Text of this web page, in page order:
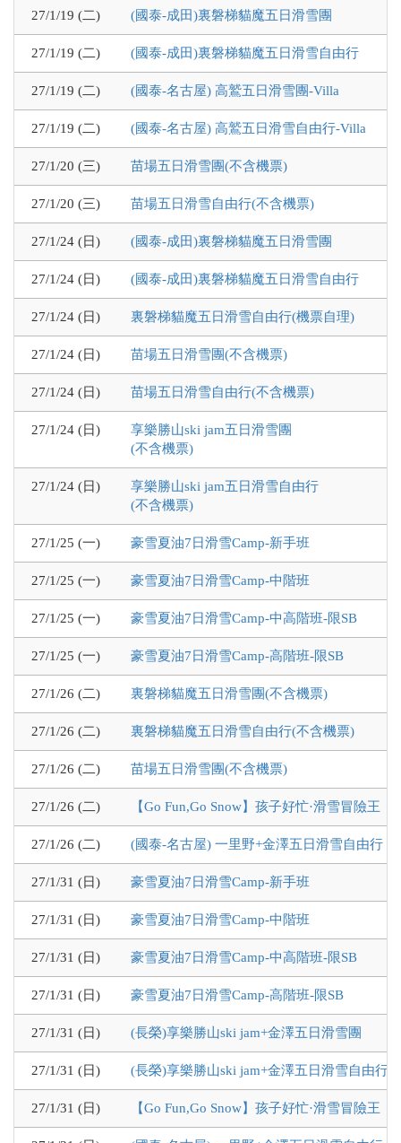
27/1/19 (二) (國泰-成田)裏磐梯貓魔五日滑雪團
27/1/19 (二) (國泰-成田)裏磐梯貓魔五日滑雪自由行
27/1/19 (二) (國泰-名古屋) 高鷲五日滑雪團-Villa
27/1/19 (二) (國泰-名古屋) 高鷲五日滑雪自由行-Villa
27/1/20 (三) 苗場五日滑雪團(不含機票)
27/1/20 (三) 苗場五日滑雪自由行(不含機票)
27/1/24 (日) (國泰-成田)裏磐梯貓魔五日滑雪團
27/1/24 (日) (國泰-成田)裏磐梯貓魔五日滑雪自由行
27/1/24 (日) 裏磐梯貓魔五日滑雪自由行(機票自理)
27/1/24 (日) 苗場五日滑雪團(不含機票)
27/1/24 (日) 苗場五日滑雪自由行(不含機票)
27/1/24 (日)
享樂勝山ski jam五日滑雪團
(不含機票)
27/1/24 (日)
享樂勝山ski jam五日滑雪自由行
(不含機票)
27/1/25 (一) 豪雪夏油7日滑雪Camp-新手班
27/1/25 (一) 豪雪夏油7日滑雪Camp-中階班
27/1/25 (一) 豪雪夏油7日滑雪Camp-中高階班-限SB
27/1/25 (一) 豪雪夏油7日滑雪Camp-高階班-限SB
27/1/26 (二) 裏磐梯貓魔五日滑雪團(不含機票)
27/1/26 (二) 裏磐梯貓魔五日滑雪自由行(不含機票)
27/1/26 (二) 苗場五日滑雪團(不含機票)
27/1/26 (二) 【Go Fun,Go Snow】孩子好忙·滑雪冒險王
27/1/26 (二) (國泰-名古屋) 一里野+金澤五日滑雪自由行
27/1/31 (日) 豪雪夏油7日滑雪Camp-新手班
27/1/31 (日) 豪雪夏油7日滑雪Camp-中階班
27/1/31 (日) 豪雪夏油7日滑雪Camp-中高階班-限SB
27/1/31 (日) 豪雪夏油7日滑雪Camp-高階班-限SB
27/1/31 (日) (長榮)享樂勝山ski jam+金澤五日滑雪團
27/1/31 (日) (長榮)享樂勝山ski jam+金澤五日滑雪自由行
27/1/31 (日) 【Go Fun,Go Snow】孩子好忙·滑雪冒險王